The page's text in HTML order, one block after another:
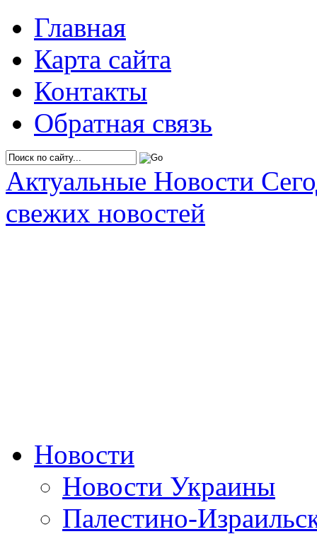
Главная
Карта сайта
Контакты
Обратная связь
Актуальные Новости
свежих новостей
Новости
Новости Украины
Палестино-